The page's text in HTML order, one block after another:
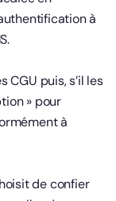
à
CGU puis, s’il les
» pour
à
de confier